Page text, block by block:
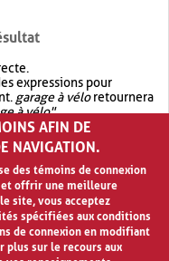
expressions pour
garage à véloretournera
à vélo".
avec OR.garage OR vélo
quegarage à vélo
AFIN DE
NAVIGATION.
des témoins de connexion
offrir une meilleure
site, vous acceptez
spécifiées aux conditions
de connexion en modifiant
plus sur le recours aux